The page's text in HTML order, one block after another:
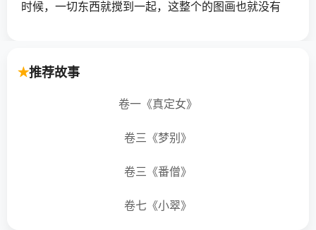
时候，一切东西就搅到一起，这整个的图画也就没有
有两根羽毛从几只拍着翅膀的鸭于身上落下来
一阵风吹起来，但是又没有风。所以它们只好停下不
清楚地看出三角墙和它上面的燕子窠，人们也可以看
告诉它们。它们细嫩的花瓣发出幽香，太阳在那上面
推荐故事
卷一《真定女》
卷三《梦别》
卷三《番僧》
卷七《小翠》